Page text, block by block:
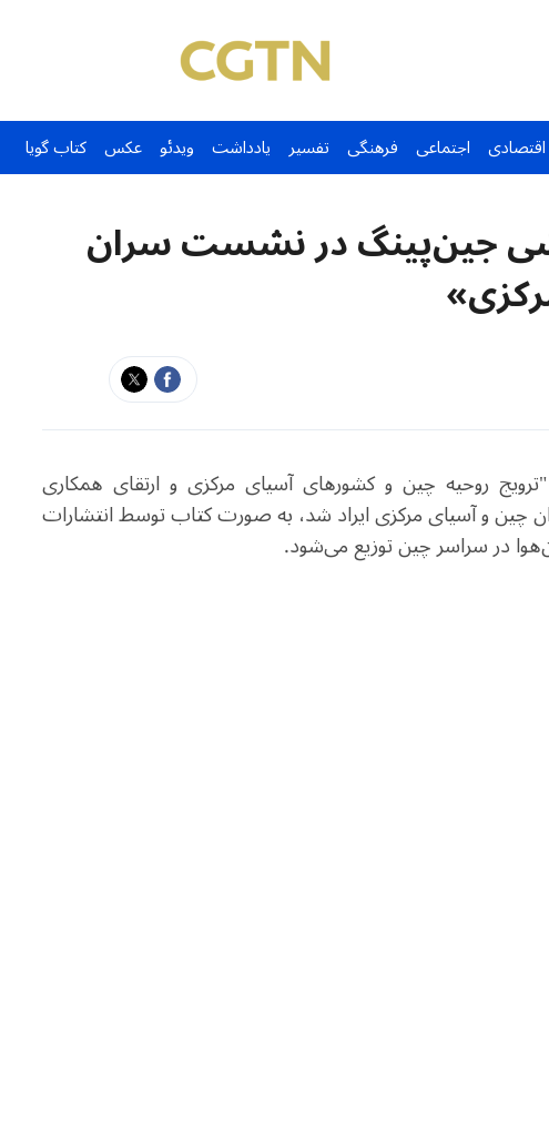
اقتصادی اجتماعی فرهنگی تفسیر یادداشت ویدئو عکس کتاب گویا
شی جین‌پینگ در نشست سران
روحیه چین و کشورهای آسیای مرکزی و ارتقای همکاری
چین و آسیای مرکزی ایراد شد، به صورت کتاب توسط انتشارات
در سراسر چین توزیع می‌شود.